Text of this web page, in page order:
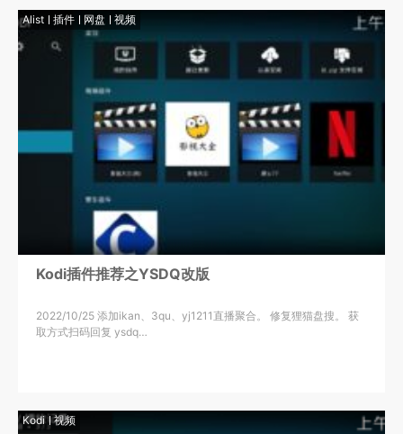
Alist 插件 网盘 视频
Kodi插件推荐之YSDQ改版
2022/10/25 添加ikan、3qu、yj1211直播聚合。 修复狸猫盘搜。 获
取方式扫码回复 ysdq…
Kodi 视频